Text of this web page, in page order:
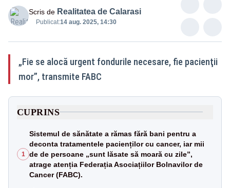
Scris de Realitatea de Calarasi
Publicat:14 aug. 2025, 14:30
„Fie se alocă urgent fondurile necesare, fie pacienţii
mor”, transmite FABC
CUPRINS
1
Sistemul de sănătate a rămas fără bani pentru a
deconta tratamentele pacienților cu cancer, iar mii
de de persoane „sunt lăsate să moară cu zile”,
atrage atenția Federația Asociațiilor Bolnavilor de
Cancer (FABC).